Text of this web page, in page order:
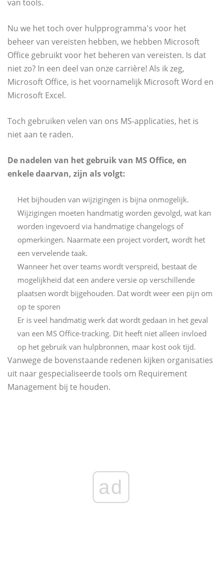
van tools.
Nu we het toch over hulpprogramma's voor het
beheer van vereisten hebben, we hebben Microsoft
Office gebruikt voor het beheren van vereisten. Is dat
niet zo? In een deel van onze carrière! Als ik zeg,
Microsoft Office, is het voornamelijk Microsoft Word en
Microsoft Excel.
Toch gebruiken velen van ons MS-applicaties, het is
niet aan te raden.
De nadelen van het gebruik van MS Office, en
enkele daarvan, zijn als volgt:
Het bijhouden van wijzigingen is bijna onmogelijk.
Wijzigingen moeten handmatig worden gevolgd, wat kan
worden ingevoerd via handmatige changelogs of
opmerkingen. Naarmate een project vordert, wordt het
een vervelende taak.
Wanneer het over teams wordt verspreid, bestaat de
mogelijkheid dat een andere versie op verschillende
plaatsen wordt bijgehouden. Dat wordt weer een pijn om
op te sporen
Er is veel handmatig werk dat wordt gedaan in het geval
van een MS Office-tracking. Dit heeft niet alleen invloed
op het gebruik van hulpbronnen, maar kost ook tijd.
Vanwege de bovenstaande redenen kijken organisaties
uit naar gespecialiseerde tools om Requirement
Management bij te houden.
ad